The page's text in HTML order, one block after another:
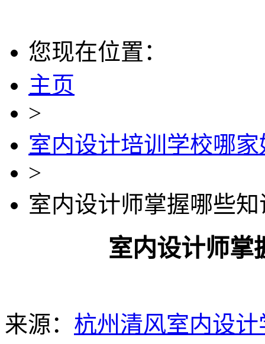
您现在位置：
主页
>
室内设计培训学校哪家
>
室内设计师掌握哪些
室内设计师掌
来源： 杭州清风室内设计